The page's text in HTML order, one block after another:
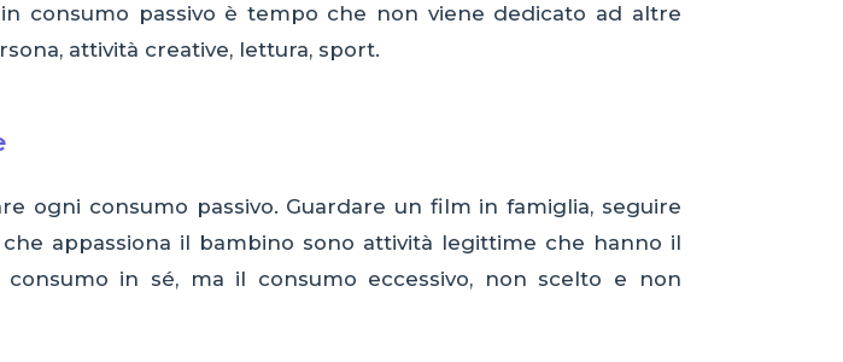
consumo passivo è tempo che non viene dedicato ad altre
attività creative, lettura, sport.
ogni consumo passivo. Guardare un film in famiglia, seguire
appassiona il bambino sono attività legittime che hanno il
in sé, ma il consumo eccessivo, non scelto e non